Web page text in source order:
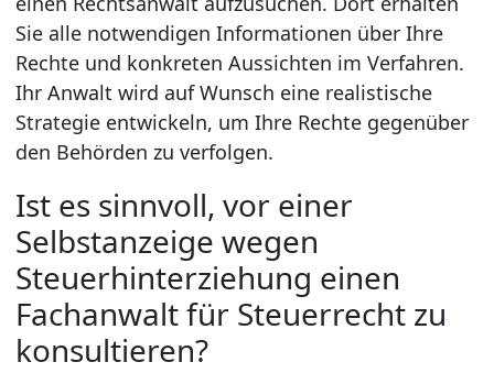
Sie alle notwendigen Informationen über Ihre
Rechte und konkreten Aussichten im Verfahren.
Ihr Anwalt wird auf Wunsch eine realistische
Strategie entwickeln, um Ihre Rechte gegenüber
den Behörden zu verfolgen.
Ist es sinnvoll, vor einer
Selbstanzeige wegen
Steuerhinterziehung einen
Fachanwalt für Steuerrecht zu
konsultieren?